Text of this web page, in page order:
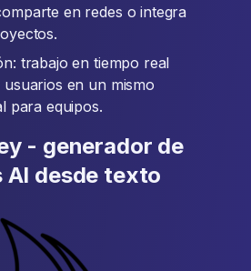
en redes o integra
trabajo en tiempo real
en un mismo
para equipos.
- generador de
AI desde texto